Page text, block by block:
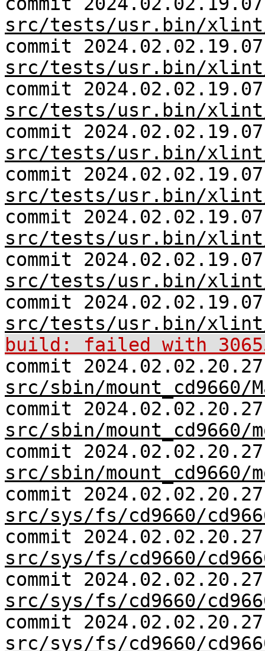
src/tests/usr.bin/
commit
src/tests/usr.bin/
commit
src/tests/usr.bin/
commit
src/tests/usr.bin/
commit
src/tests/usr.bin/
commit
src/tests/usr.bin/
commit
src/tests/usr.bin/
commit
src/tests/usr.bin/
build: failed with
commit
src/sbin/mount_cd9660/
commit
src/sbin/mount_cd9660/
commit
src/sbin/mount_cd9660/
commit
src/sys/fs/cd9660/
commit
src/sys/fs/cd9660/
commit
src/sys/fs/cd9660/
commit
src/sys/fs/cd9660/